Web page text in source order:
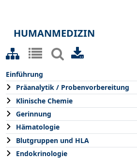
HUMANMEDIZIN
Einführung
Präanalytik / Probenvorbereitung
Klinische Chemie
Gerinnung
Hämatologie
Blutgruppen und HLA
Endokrinologie